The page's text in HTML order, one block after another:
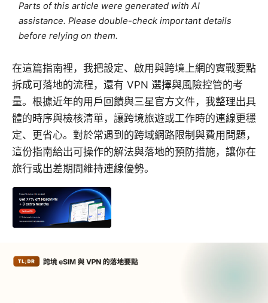
Parts of this article were generated with AI
assistance. Please double-check important details
before relying on them.
在這篇指南裡，我把設定、啟用與跨境上網的實戰要點
拆成可落地的流程，還有 VPN 選擇與風險控管的考
量。根據近年的用戶回饋與三星官方文件，我整理出具
體的時序與檢核清單，讓跨境旅遊或工作時的連線更穩
定、更省心。對於常遇到的跨域網路限制與費用問題，
這份指南給出可操作的解法與落地的預防措施，讓你在
旅行或出差期間維持連線優勢。